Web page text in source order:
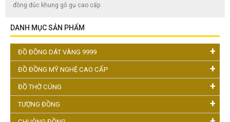
đồng đúc khung gỗ gụ cao cấp
DANH MỤC SẢN PHẨM
ĐỒ ĐỒNG DÁT VÀNG 9999
ĐỒ ĐỒNG MỸ NGHỆ CAO CẤP
ĐỒ THỜ CÚNG
TƯỢNG ĐỒNG